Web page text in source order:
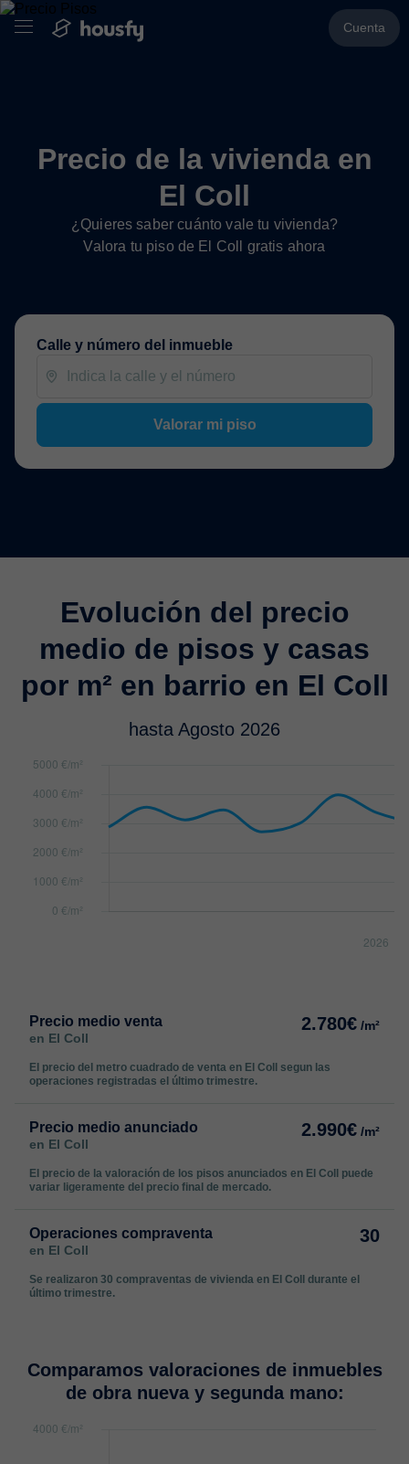
Cuenta
Precio de la vivienda en
El Coll
¿Quieres saber cuánto vale tu vivienda?
Valora tu piso de El Coll gratis ahora
Calle y número del inmueble
Valorar mi piso
Evolución del precio
medio de pisos y casas
por m² en barrio en El Coll
hasta Agosto 2026
Precio medio venta
en El Coll
2.780€ /m²
El precio del metro cuadrado de venta en El Coll segun las
operaciones registradas el último trimestre.
Precio medio anunciado
en El Coll
2.990€ /m²
El precio de la valoración de los pisos anunciados en El Coll puede
variar ligeramente del precio final de mercado.
Operaciones compraventa
en El Coll
30
Se realizaron 30 compraventas de vivienda en El Coll durante el
último trimestre.
Comparamos valoraciones de inmuebles
de obra nueva y segunda mano: